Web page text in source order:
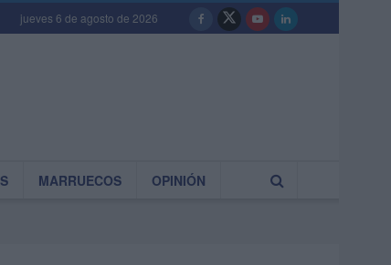
jueves 6 de agosto de 2026
MARRUECOS OPINIÓN